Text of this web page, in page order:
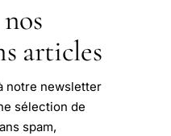
articles
notre newsletter
sélection de
spam,